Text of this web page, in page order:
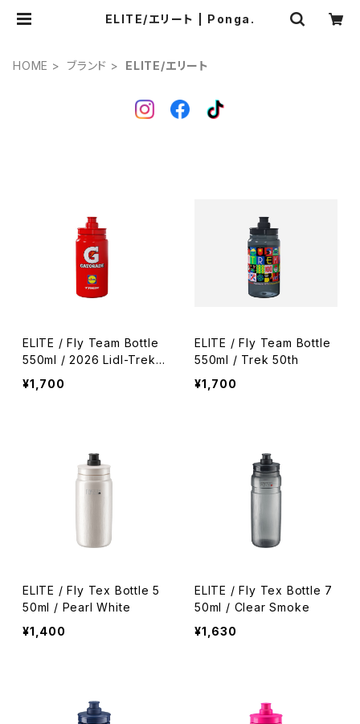
ELITE/エリート | Ponga.
HOME ブランド ELITE/エリート
ELITE / Fly Team Bottle
550ml / 2026 Lidl-Trek
x Gatorade
¥1,700
ELITE / Fly Team Bottle
550ml / Trek 50th
¥1,700
ELITE / Fly Tex Bottle 5
50ml / Pearl White
¥1,400
ELITE / Fly Tex Bottle 7
50ml / Clear Smoke
¥1,630